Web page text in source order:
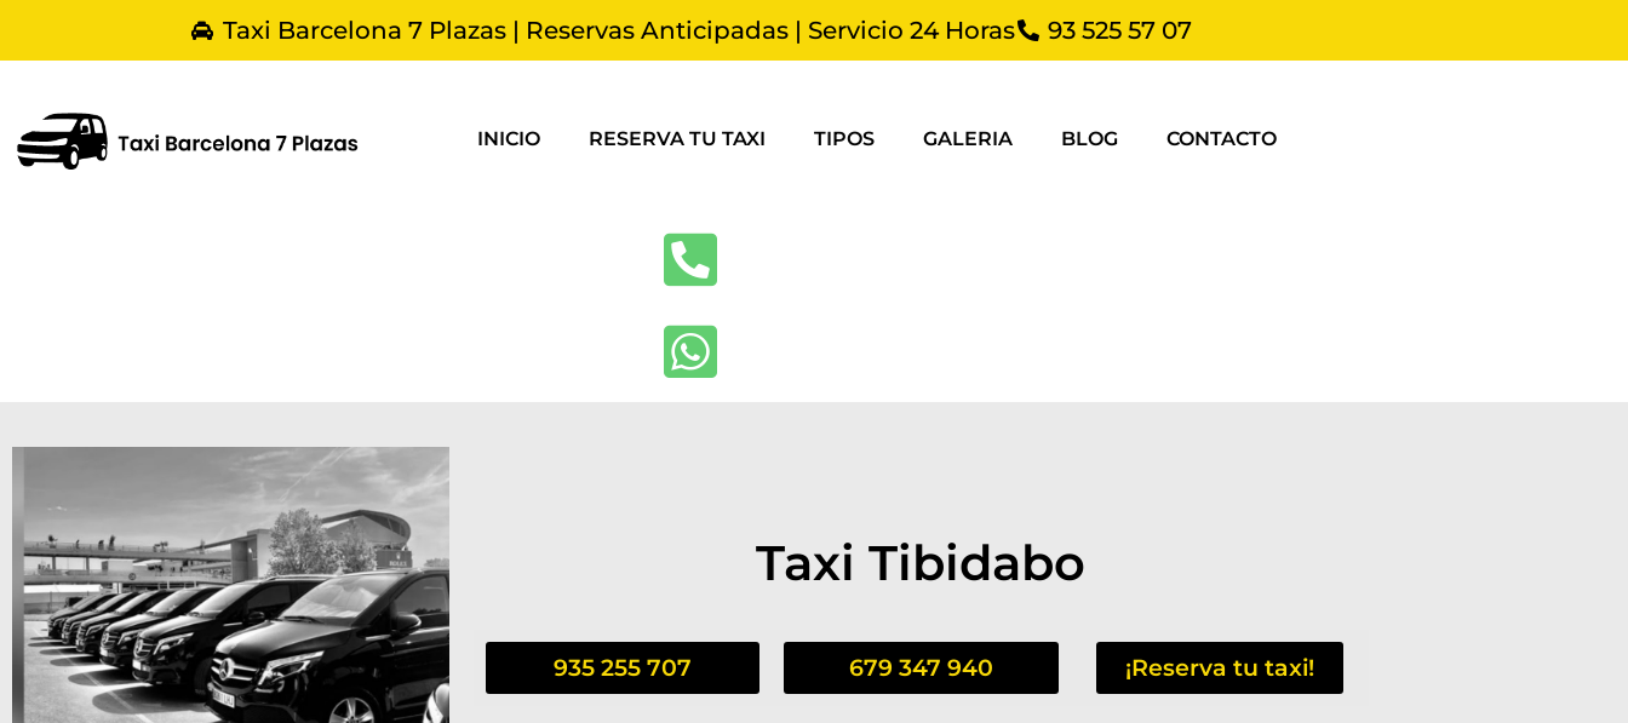
Taxi Barcelona 7 Plazas | Reservas Anticipadas | Servicio 24 Horas 93 525 57 07
INICIO RESERVA TU TAXI TIPOS GALERIA BLOG CONTACTO
Taxi Tibidabo
935 255 707 679 347 940 ¡Reserva tu taxi!